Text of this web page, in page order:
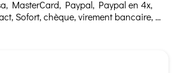
MasterCard, Paypal, Paypal en 4x,
Sofort, chèque, virement bancaire, ...